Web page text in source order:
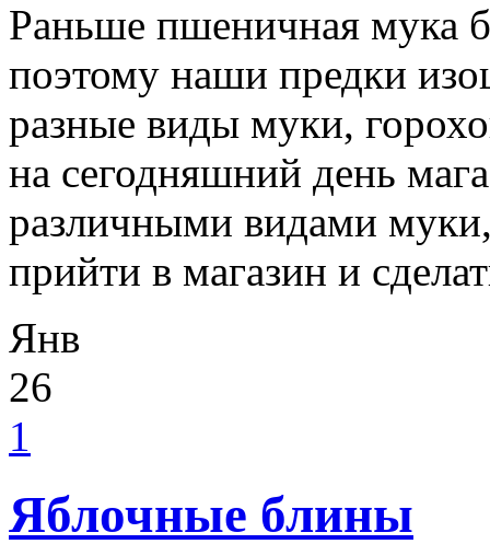
Раньше пшеничная мука
поэтому наши предки
разные виды муки,
на сегодняшний день
различными видами
прийти в магазин и
Янв
26
1
Яблочные блины